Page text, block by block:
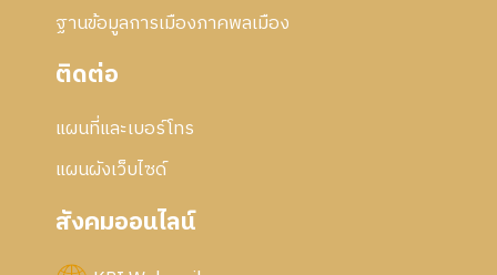
ฐานข้อมูลการเมืองภาคพลเมือง
ติดต่อ
แผนที่และเบอร์โทร
แผนผังเว็บไซด์
สังคมออนไลน์